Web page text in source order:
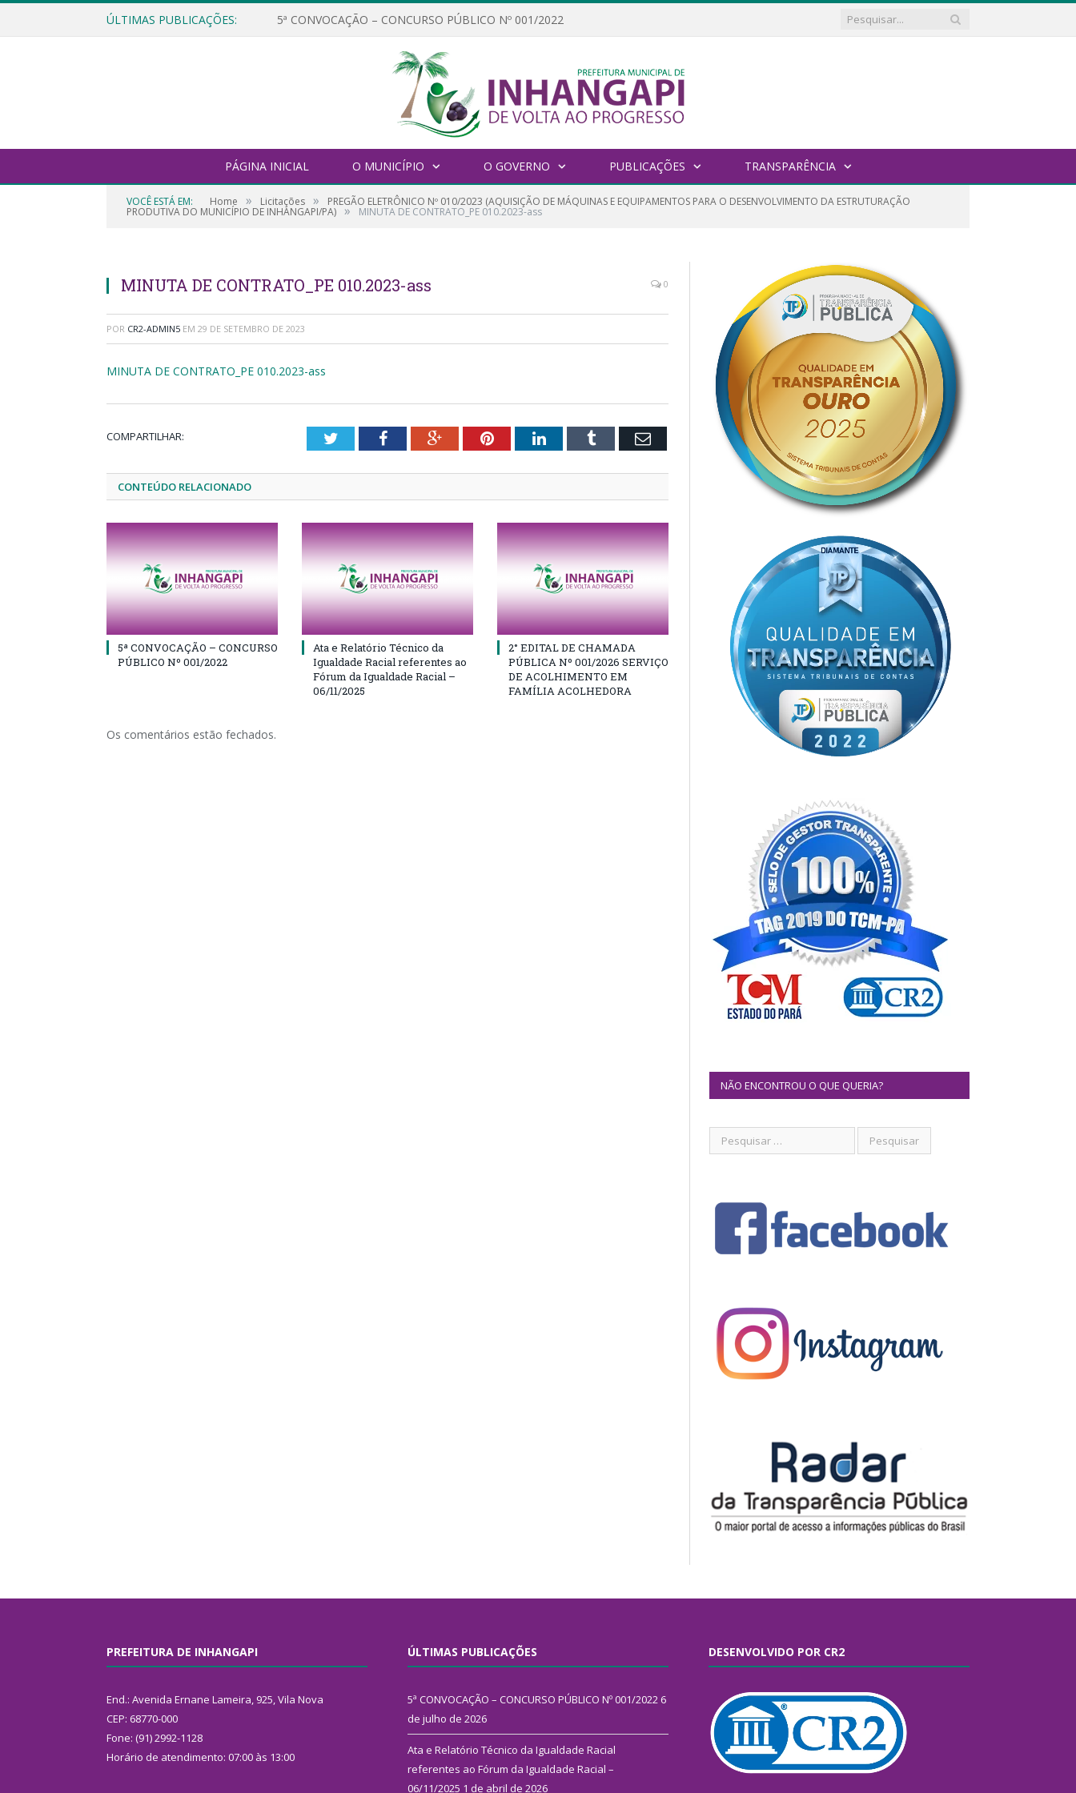
ÚLTIMAS PUBLICAÇÕES: 5ª CONVOCAÇÃO – CONCURSO PÚBLICO Nº 001/2022
PÁGINA INICIAL O MUNICÍPIO O GOVERNO PUBLICAÇÕES TRANSPARÊNCIA
VOCÊ ESTÁ EM: Home » Licitações » PREGÃO ELETRÔNICO Nº 010/2023 (AQUISIÇÃO DE MÁQUINAS E EQUIPAMENTOS PARA O DESENVOLVIMENTO DA ESTRUTURAÇÃO
PRODUTIVA DO MUNICÍPIO DE INHANGAPI/PA) » MINUTA DE CONTRATO_PE 010.2023-ass
MINUTA DE CONTRATO_PE 010.2023-ass 0
POR CR2-ADMIN5 EM 29 DE SETEMBRO DE 2023
MINUTA DE CONTRATO_PE 010.2023-ass
COMPARTILHAR: TwitterFacebookGoogle+PinterestLinkedInTumblr Email
CONTEÚDO RELACIONADO
5ª CONVOCAÇÃO – CONCURSO
PÚBLICO Nº 001/2022
Ata e Relatório Técnico da
Igualdade Racial referentes ao
Fórum da Igualdade Racial –
06/11/2025
2° EDITAL DE CHAMADA
PÚBLICA Nº 001/2026 SERVIÇO
DE ACOLHIMENTO EM
FAMÍLIA ACOLHEDORA
Os comentários estão fechados.
NÃO ENCONTROU O QUE QUERIA?
PREFEITURA DE INHANGAPI
End.: Avenida Ernane Lameira, 925, Vila Nova
CEP: 68770-000
Fone: (91) 2992-1128
Horário de atendimento: 07:00 às 13:00
ÚLTIMAS PUBLICAÇÕES
5ª CONVOCAÇÃO – CONCURSO PÚBLICO Nº 001/2022 6
de julho de 2026
Ata e Relatório Técnico da Igualdade Racial
referentes ao Fórum da Igualdade Racial –
06/11/2025 1 de abril de 2026
DESENVOLVIDO POR CR2